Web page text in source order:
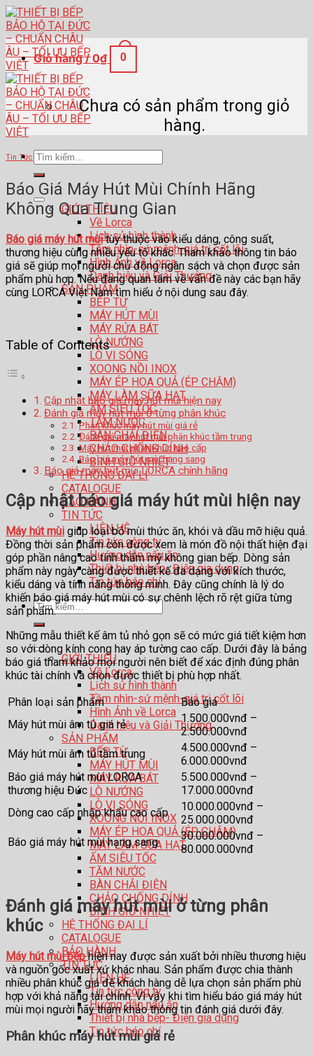
Skip
to
content
Tìm
kiếm:
GIỚI THIỆU
Về Lorca
Lịch sử hình thành
Tầm nhìn-sứ mệnh-giá trị cốt lõi
Hình Ảnh về Lorca
Danh hiệu và Giải Thưởng
SẢN PHẨM
BẾP TỪ
MÁY HÚT MÙI
MÁY RỬA BÁT
LÒ NƯỚNG
LÒ VI SÓNG
XOONG NỒI INOX
MÁY ÉP HOA QUẢ (ÉP CHẬM)
MÁY LÀM SỮA HẠT
ẤM SIÊU TỐC
TĂM NƯỚC
BÀN CHẢI ĐIỆN
CHẢO CHỐNG DÍNH
BÌNH GIỮ NHIỆT
HỆ THỐNG ĐẠI LÍ
CATALOGUE
BẢO HÀNH
TIN TỨC
LIÊN HỆ
Tin tức công ty
Hướng dẫn nấu ăn
Thiết bị nhà bếp- Điện gia dụng
Tin tức báo chí
Tìm
kiếm:
GIỚI THIỆU
Về Lorca
Lịch sử hình thành
Tầm nhìn-sứ mệnh-giá trị cốt lõi
Hình Ảnh về Lorca
Danh hiệu và Giải Thưởng
SẢN PHẨM
BẾP TỪ
MÁY HÚT MÙI
MÁY RỬA BÁT
LÒ NƯỚNG
LÒ VI SÓNG
XOONG NỒI INOX
MÁY ÉP HOA QUẢ (ÉP CHẬM)
MÁY LÀM SỮA HẠT
ẤM SIÊU TỐC
TĂM NƯỚC
BÀN CHẢI ĐIỆN
CHẢO CHỐNG DÍNH
BÌNH GIỮ NHIỆT
HỆ THỐNG ĐẠI LÍ
CATALOGUE
BẢO HÀNH
TIN TỨC
LIÊN HỆ
Tin tức công ty
Hướng dẫn nấu ăn
Thiết bị nhà bếp- Điện gia dụng
Tin tức báo chí
Giỏ hàng /0₫ 0
Chưa có sản phẩm trong giỏ
hàng.
Tin Tức
Báo Giá Máy Hút Mùi Chính Hãng
Không Qua Trung Gian
Báo giá máy hút mùitùy thuộc vào kiểu dáng, công suất,
thương hiệu cùng nhiều yếu tố khác. Tham khảo thông tin báo
giá sẽ giúp mọi người chủ động ngân sách và chọn được sản
phẩm phù hợp. Nếu đang quan tâm về vấn đề này các bạn hãy
cùng LORCA Việt Nam tìm hiểu ở nội dung sau đây.
Table of Contents
Cập nhật báo giá máy hút mùi hiện nay
Đánh giá máy hút mùi ở từng phân khúc
Phân khúc máy hút mùi giá rẻ
Đánh giá máy hút mùi phân khúc tầm trung
Máy hút mùi phân khúc cao cấp
Báo giá máy hút mùi hạng sang
Báo giá máy hút mùi LORCA chính hãng
Cập nhật báo giá máy hút mùi hiện nay
Máy hút mùi giúp loại bỏ mùi thức ăn, khói và dầu mỡ hiệu quả.
Đồng thời sản phẩm còn được xem là món đồ nội thất hiện đại
góp phần nâng cao tính thẩm mỹ không gian bếp. Dòng sản
phẩm này ngày càng được thiết kế đa dạng với kích thước,
kiểu dáng và tính năng thông minh. Đây cũng chính là lý do
khiến báo giá máy hút mùi có sự chênh lệch rõ rệt giữa từng
sản phẩm.
Những mẫu thiết kế âm tủ nhỏ gọn sẽ có mức giá tiết kiệm hơn
so với dòng kính cong hay áp tường cao cấp. Dưới đây là bảng
báo giá tham khảo mọi người nên biết để xác định đúng phân
khúc tài chính và chọn được thiết bị phù hợp nhất.
Phân loại sản phẩm
Báo giá
Máy hút mùi âm tủ giá rẻ
1.500.000vnđ –
2.500.000vnđ
Máy hút mùi âm tủ tầm trung
4.500.000vnđ –
6.000.000vnđ
Báo giá máy hút mùi LORCA
thương hiệu Đức
5.500.000vnđ –
17.000.000vnđ
Dòng cao cấp nhập khẩu cao cấp
10.000.000vnđ –
25.000.000vnđ
Báo giá máy hút mùi hạng sang
30.000.000vnđ –
80.000.000vnđ
Đánh giá máy hút mùi ở từng phân
khúc
Máy hút mùi bếphiện nay được sản xuất bởi nhiều thương hiệu
và nguồn gốc xuất xứ khác nhau. Sản phẩm được chia thành
nhiều phân khúc giá để khách hàng dễ lựa chọn sản phẩm phù
hợp với khả năng tài chính. Vì vậy khi tìm hiểu báo giá máy hút
mùi mọi người hãy tham khảo thông tin đánh giá dưới đây.
Phân khúc máy hút mùi giá rẻ